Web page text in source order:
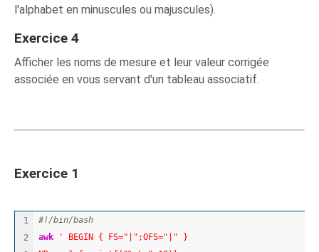
l'alphabet en minuscules ou majuscules).
Exercice 4
Afficher les noms de mesure et leur valeur corrigée
associée en vous servant d'un tableau associatif.
Exercice 1
1
2
#!/bin/bash
awk
' BEGIN { FS="|";OFS="|" }